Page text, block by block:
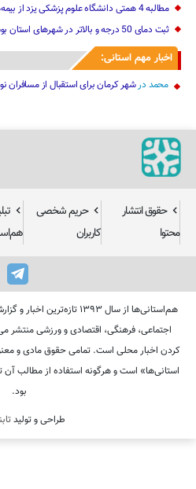
مطالبه 4 همتی دانشگاه علوم پزشکی یزد از بیمه‌ها
ثبت دمای 50 درجه و بالاتر در شهرهای استان بوشهر
اخبار مهم استانی:
محمد درشهر کرمان برای استقبال از مسافران
حقوق انتشار
محتوا
حریم شخصی
کاربران
هم‌استانی‌ها از سال ۱۳۹۳
اجتماعی، فرهنگی، اقتصادی و ورزشی منتشر
کردن اخبار محلی است. تمامی حقوق مادی و
استانی‌ها» است و هرگونه استفاده از مطالب آن
بود.
طراحی و تولید